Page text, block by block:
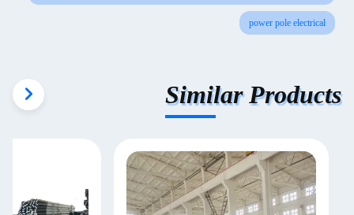
power pole electrical
Similar Products